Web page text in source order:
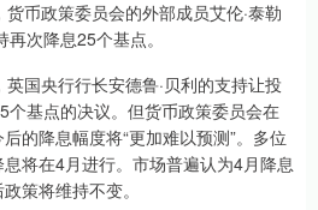
币政策委员会的外部成员艾伦·泰勒
次降息25个基点。
国央行行长安德鲁·贝利的支持让投
个基点的决议。但货币政策委员会在
的降息幅度将“更加难以预测”。多位
将在4月进行。市场普遍认为4月降息
策将维持不变。